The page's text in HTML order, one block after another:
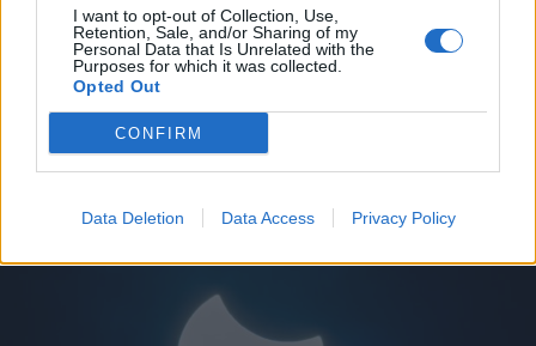
I want to opt-out of Collection, Use,
Retention, Sale, and/or Sharing of my
Personal Data that Is Unrelated with the
Purposes for which it was collected.
Opted Out
CONFIRM
Data Deletion Data Access Privacy Policy
Loppemarked i Fjordbyen
Traditionen tro forvandles Fjordbyen den anden
lørdag i august til et stort og hyggeligt
loppemarked.
kan også sælge dit eget.
Alle kan nemlig frit opstille salgsboder - såfremt at
genstande efterfølgende fjernes fra Fjordbyen, og
Vis mere
Del artikel